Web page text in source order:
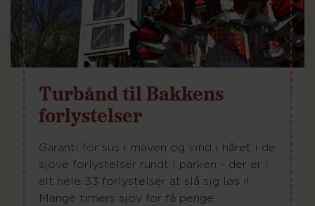
Turbånd til Bakkens
forlystelser
Garanti for sus i maven og vind i håret i de
sjove forlystelser rundt i parken - der er i
alt hele 33 forlystelser at slå sig løs i!
Mange timers sjov for få penge.